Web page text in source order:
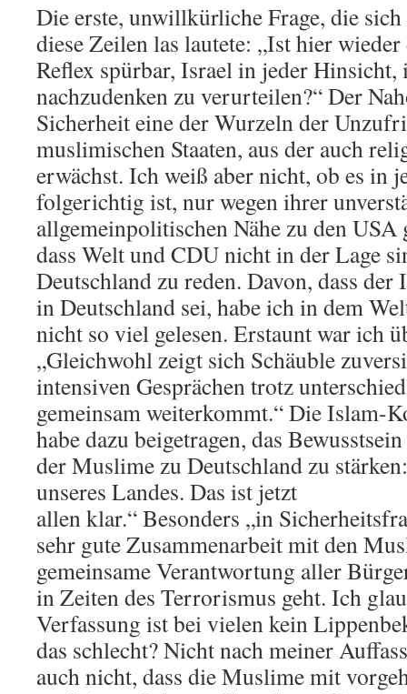
Die erste, unwillkürliche Frage, die
diese Zeilen las lautete: „Ist hier
Reflex spürbar, Israel in jeder Hinsicht,
nachzudenken zu verurteilen?“ Der
Sicherheit eine der Wurzeln der
muslimischen Staaten, aus der auch
erwächst. Ich weiß aber nicht, ob es in
folgerichtig ist, nur wegen ihrer
allgemeinpolitischen Nähe zu den USA
dass Welt und CDU nicht in der Lage
Deutschland zu reden. Davon, dass
in Deutschland sei, habe ich in dem
nicht so viel gelesen. Erstaunt war ich
„Gleichwohl zeigt sich Schäuble
intensiven Gesprächen trotz
gemeinsam weiterkommt.“ Die Islam-
habe dazu beigetragen, das
der Muslime zu Deutschland zu
unseres Landes. Das ist jetzt
allen klar.“ Besonders „in
sehr gute Zusammenarbeit mit den
gemeinsame Verantwortung aller
in Zeiten des Terrorismus geht. Ich
Verfassung ist bei vielen kein
das schlecht? Nicht nach meiner
auch nicht, dass die Muslime mit